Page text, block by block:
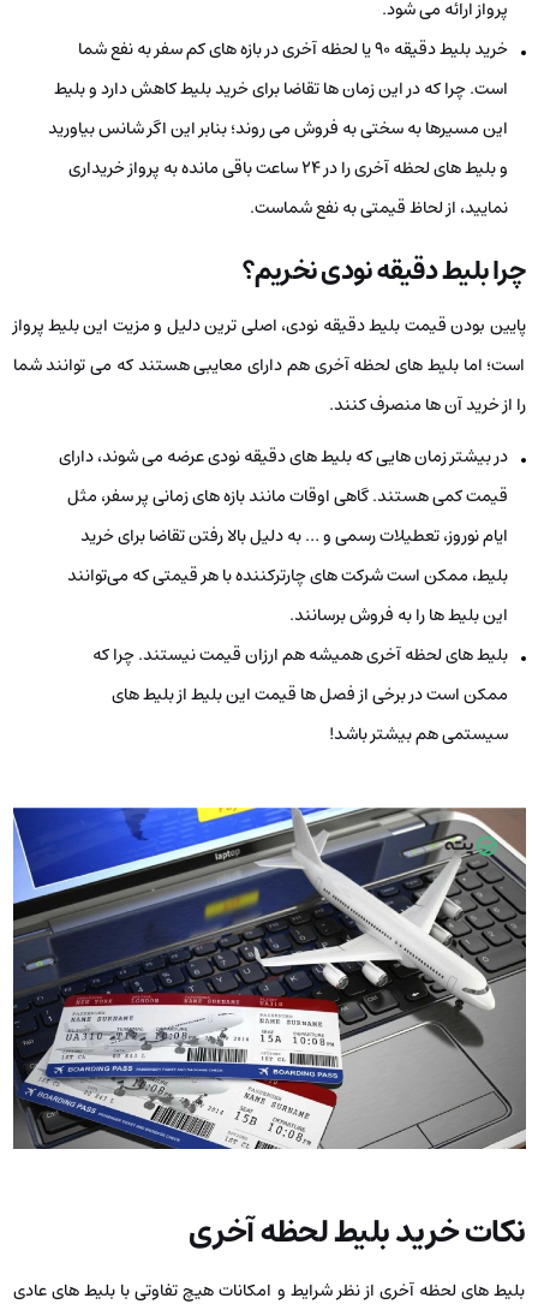
پرواز ارائه می‌ شود.
خرید بلیط دقیقه 90 یا لحظه آخری در بازه‌ های کم سفر به نفع شما
است. چرا که در این زمان‌ ها تقاضا برای خرید بلیط کاهش دارد و بلیط
این مسیرها به‌ سختی به فروش می‌ روند؛ بنابر این اگر شانس بیاورید
و بلیط های لحظه آخری را در ۲۴ ساعت باقی‌ مانده به پرواز خریداری
نمایید، از لحاظ قیمتی به نفع شماست.
چرا بلیط دقیقه نودی نخریم؟
پایین بودن قیمت بلیط دقیقه نودی، اصلی‌ ترین دلیل و مزیت این بلیط پرواز
است؛ اما بلیط های لحظه آخری هم دارای معایبی هستند که می‌ توانند شما
را از خرید آن‌ ها منصرف کنند.
در بیشتر زمان‌ هایی که بلیط‌ های دقیقه نودی عرضه می‌ شوند، دارای
قیمت کمی هستند. گاهی اوقات مانند بازه‌ های زمانی پر سفر، مثل
ایام نوروز، تعطیلات رسمی و … به دلیل بالا رفتن تقاضا برای خرید
بلیط، ممکن است شرکت‌ های چارترکننده با هر قیمتی که می‌توانند
این بلیط ها را به فروش برسانند.
بلیط های لحظه آخری همیشه هم ارزان‌ قیمت نیستند. چرا که
ممکن است در برخی از فصل‌ ها قیمت این بلیط از بلیط های
سیستمی هم بیشتر باشد!
نکات خرید بلیط لحظه آخری
بلیط های لحظه آخری از نظر شرایط و امکانات هیچ تفاوتی با بلیط‌ های عادی